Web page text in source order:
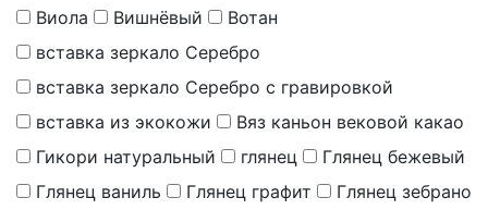
Виола
Вишнёвый
Вотан
вставка зеркало Серебро
вставка зеркало Серебро с гравировкой
вставка из экокожи
Вяз каньон вековой какао
Гикори натуральный
глянец
Глянец бежевый
Глянец ваниль
Глянец графит
Глянец зебрано